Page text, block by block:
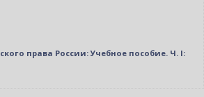
права России: Учебное пособие. Ч. I: